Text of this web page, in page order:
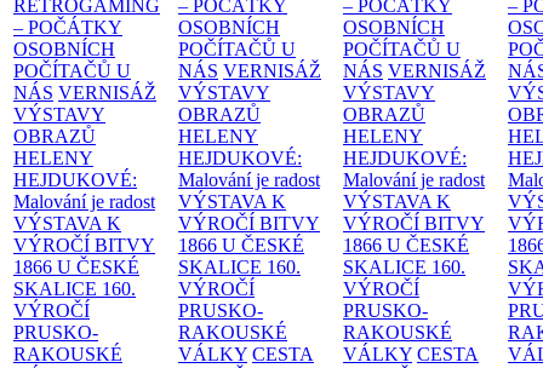
RETROGAMING
– POČÁTKY
OSOBNÍCH
POČÍTAČŮ U
NÁS VERNISÁŽ
VÝSTAVY
OBRAZŮ
HELENY
HEJDUKOVÉ:
Malování je radost
VÝSTAVA K
VÝROČÍ BITVY
1866 U ČESKÉ
SKALICE 160.
VÝROČÍ
PRUSKO-
RAKOUSKÉ
– POČÁTKY
OSOBNÍCH
POČÍTAČŮ U
NÁS VERNISÁŽ
VÝSTAVY
OBRAZŮ
HELENY
HEJDUKOVÉ:
Malování je radost
VÝSTAVA K
VÝROČÍ BITVY
1866 U ČESKÉ
SKALICE 160.
VÝROČÍ
PRUSKO-
RAKOUSKÉ
VÁLKY CESTA
– POČÁTKY
OSOBNÍCH
POČÍTAČŮ U
NÁS VERNISÁŽ
VÝSTAVY
OBRAZŮ
HELENY
HEJDUKOVÉ:
Malování je radost
VÝSTAVA K
VÝROČÍ BITVY
1866 U ČESKÉ
SKALICE 160.
VÝROČÍ
PRUSKO-
RAKOUSKÉ
VÁLKY CESTA
–